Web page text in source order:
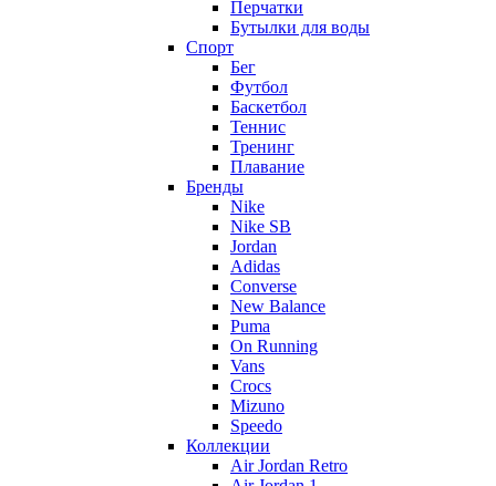
Перчатки
Бутылки для воды
Спорт
Бег
Футбол
Баскетбол
Теннис
Тренинг
Плавание
Бренды
Nike
Nike SB
Jordan
Adidas
Converse
New Balance
Puma
On Running
Vans
Crocs
Mizuno
Speedo
Коллекции
Air Jordan Retro